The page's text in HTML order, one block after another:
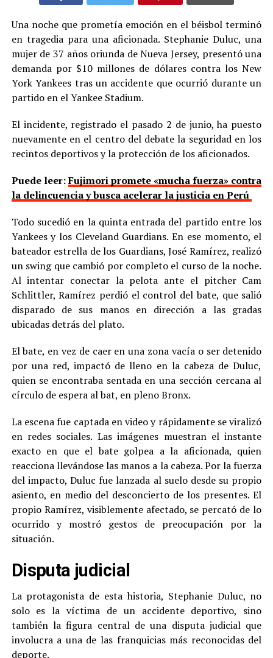
Una noche que prometía emoción en el béisbol terminó
en tragedia para una aficionada. Stephanie Duluc, una
mujer de 37 años oriunda de Nueva Jersey, presentó una
demanda por $10 millones de dólares contra los New
York Yankees tras un accidente que ocurrió durante un
partido en el Yankee Stadium.
El incidente, registrado el pasado 2 de junio, ha puesto
nuevamente en el centro del debate la seguridad en los
recintos deportivos y la protección de los aficionados.
Puede leer:Fujimori promete «mucha fuerza» contra
la delincuencia y busca acelerar la justicia en Perú
Todo sucedió en la quinta entrada del partido entre los
Yankees y los Cleveland Guardians. En ese momento, el
bateador estrella de los Guardians, José Ramírez, realizó
un swing que cambió por completo el curso de la noche.
Al intentar conectar la pelota ante el pitcher Cam
Schlittler, Ramírez perdió el control del bate, que salió
disparado de sus manos en dirección a las gradas
ubicadas detrás del plato.
El bate, en vez de caer en una zona vacía o ser detenido
por una red, impactó de lleno en la cabeza de Duluc,
quien se encontraba sentada en una sección cercana al
círculo de espera al bat, en pleno Bronx.
La escena fue captada en video y rápidamente se viralizó
en redes sociales. Las imágenes muestran el instante
exacto en que el bate golpea a la aficionada, quien
reacciona llevándose las manos a la cabeza. Por la fuerza
del impacto, Duluc fue lanzada al suelo desde su propio
asiento, en medio del desconcierto de los presentes. El
propio Ramírez, visiblemente afectado, se percató de lo
ocurrido y mostró gestos de preocupación por la
situación.
Disputa judicial
La protagonista de esta historia, Stephanie Duluc, no
solo es la víctima de un accidente deportivo, sino
también la figura central de una disputa judicial que
involucra a una de las franquicias más reconocidas del
deporte.